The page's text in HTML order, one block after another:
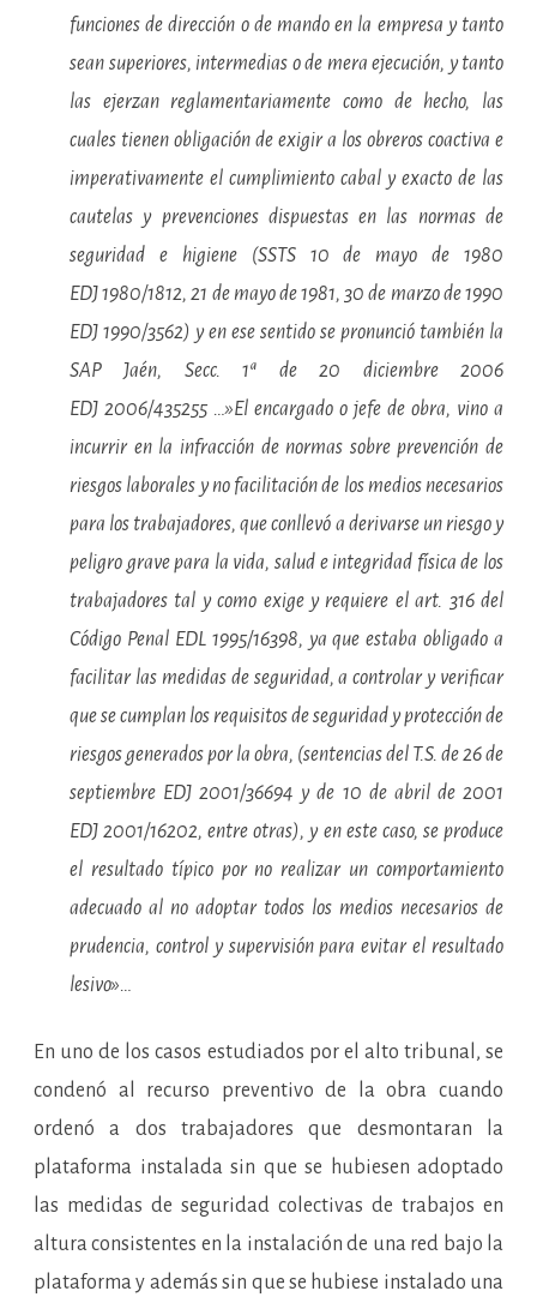
funciones de dirección o de mando en la empresa y tanto
sean superiores, intermedias o de mera ejecución, y tanto
las ejerzan reglamentariamente como de hecho, las
cuales tienen obligación de exigir a los obreros coactiva e
imperativamente el cumplimiento cabal y exacto de las
cautelas y prevenciones dispuestas en las normas de
seguridad e higiene (SSTS 10 de mayo de 1980
EDJ 1980/1812, 21 de mayo de 1981, 30 de marzo de 1990
EDJ 1990/3562) y en ese sentido se pronunció también la
SAP Jaén, Secc. 1ª de 20 diciembre 2006
EDJ 2006/435255 …»El encargado o jefe de obra, vino a
incurrir en la infracción de normas sobre prevención de
riesgos laborales y no facilitación de los medios necesarios
para los trabajadores, que conllevó a derivarse un riesgo y
peligro grave para la vida, salud e integridad física de los
trabajadores tal y como exige y requiere el art. 316 del
Código Penal EDL 1995/16398, ya que estaba obligado a
facilitar las medidas de seguridad, a controlar y verificar
que se cumplan los requisitos de seguridad y protección de
riesgos generados por la obra, (sentencias del T.S. de 26 de
septiembre EDJ 2001/36694 y de 10 de abril de 2001
EDJ 2001/16202, entre otras), y en este caso, se produce
el resultado típico por no realizar un comportamiento
adecuado al no adoptar todos los medios necesarios de
prudencia, control y supervisión para evitar el resultado
lesivo»…
En uno de los casos estudiados por el alto tribunal, se
condenó al recurso preventivo de la obra cuando
ordenó a dos trabajadores que desmontaran la
plataforma instalada sin que se hubiesen adoptado
las medidas de seguridad colectivas de trabajos en
altura consistentes en la instalación de una red bajo la
plataforma y además sin que se hubiese instalado una